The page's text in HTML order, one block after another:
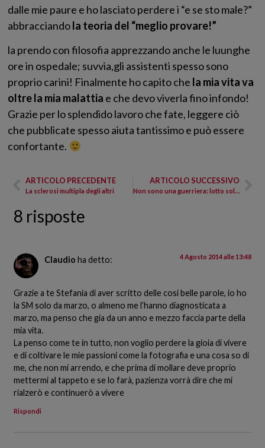
dalle mie paure e ho lasciato perdere i “e se sto male?”
abbracciandola teoria del “meglio provare!”
la prendo con filosofia apprezzando anche le luunghe
ore in ospedale; suvvia,gli assistenti spesso sono
proprio carini! Finalmente ho capito che la mia vita va
oltre la mia malattia e che devo viverla fino infondo!
Grazie per lo splendido lavoro che fate, leggere ciò
che pubblicate spesso aiuta tantissimo e può essere
confortante.
ARTICOLO PRECEDENTE
La sclerosi multipla degli altri
ARTICOLO SUCCESSIVO
Non sono una guerriera: lotto solo per il diritto di stare bene
8 risposte
Claudio ha detto: 4 Agosto 2014 alle 13:48
Grazie a te Stefania di aver scritto delle cosi belle parole, io ho
la SM solo da marzo, o almeno me l’hanno diagnosticata a
marzo, ma penso che gia da un anno e mezzo faccia parte della
mia vita.
La penso come te in tutto, non voglio perdere la gioia di vivere
e di coltivare le mie passioni come la fotografia e una cosa so di
me, che non mi arrendo, e che prima di mollare deve proprio
mettermi al tappeto e se lo farà, pazienza vorrà dire che mi
rialzerò e continuerò a vivere
Rispondi